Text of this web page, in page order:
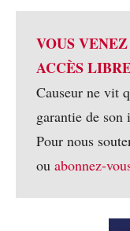
VOUS
ACCÈS
Causeur ne vit
garantie de son
Pour nous
ou abonnez-